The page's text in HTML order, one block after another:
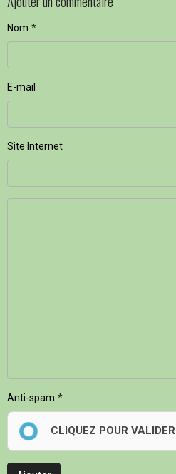
Nom
E-mail
Site Internet
Anti-spam
CLIQUEZ POUR VALIDER